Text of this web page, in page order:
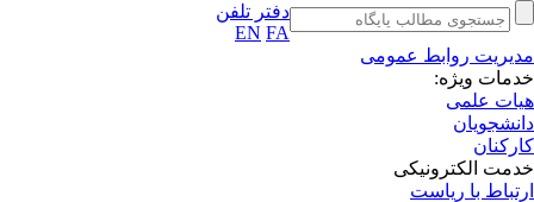
دفتر تلفن
EN FA
روابط عمومی
ویژه:
علمی
الکترونیکی
با ریاست